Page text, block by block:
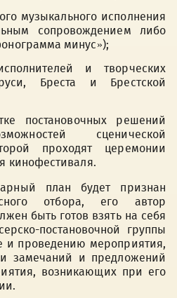
музыкального исполнения
сопровождением либо
минус»);
и творческих
Бреста и Брестской
постановочных решений
сценической
проходят церемонии
кинофестиваля.
план будет признан
отбора, его автор
быть готов взять на себя
постановочной группы
и проведению мероприятия,
замечаний и предложений
возникающих при его